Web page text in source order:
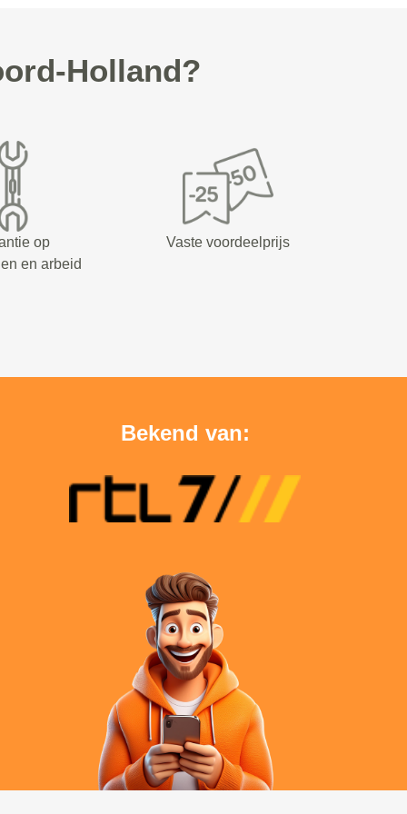
Holland?
op
en arbeid
Vaste voordeelprijs
Bekend van: